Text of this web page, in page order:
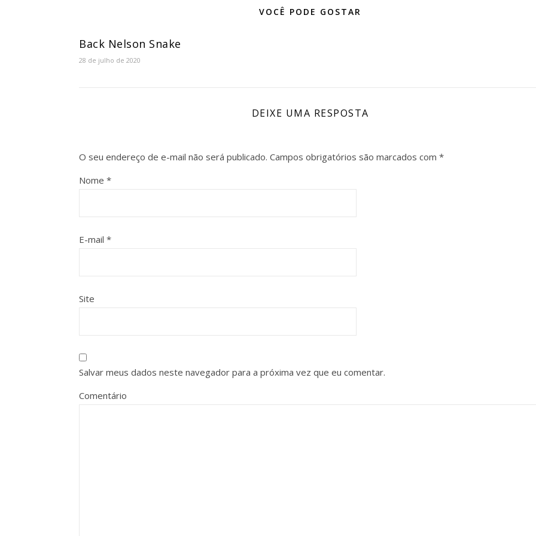
VOCÊ PODE GOSTAR
Back Nelson Snake
28 de julho de 2020
DEIXE UMA RESPOSTA
O seu endereço de e-mail não será publicado. Campos obrigatórios são marcados com *
Nome *
E-mail *
Site
Salvar meus dados neste navegador para a próxima vez que eu comentar.
Comentário